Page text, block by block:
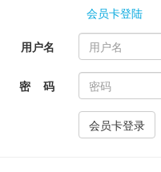
会员卡登陆
用户名
密 码